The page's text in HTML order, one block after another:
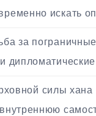
искать
за
и
силы
внутреннюю